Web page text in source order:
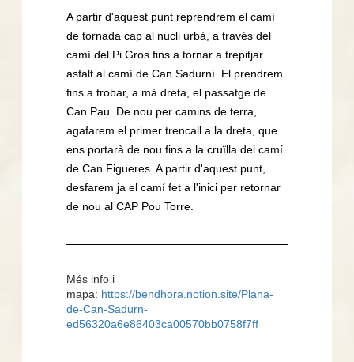
A partir d'aquest punt reprendrem el camí
de tornada cap al nucli urbà, a través del
camí del Pi Gros fins a tornar a trepitjar
asfalt al camí de Can Sadurní. El prendrem
fins a trobar, a mà dreta, el passatge de
Can Pau. De nou per camins de terra,
agafarem el primer trencall a la dreta, que
ens portarà de nou fins a la cruïlla del camí
de Can Figueres. A partir d'aquest punt,
desfarem ja el camí fet a l'inici per retornar
de nou al CAP Pou Torre.
Més info i
mapa: https://bendhora.notion.site/Plana-
de-Can-Sadurn-
ed56320a6e86403ca00570bb0758f7ff